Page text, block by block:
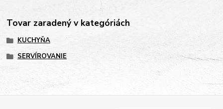
Tovar zaradený v kategóriách
KUCHYŇA
SERVÍROVANIE